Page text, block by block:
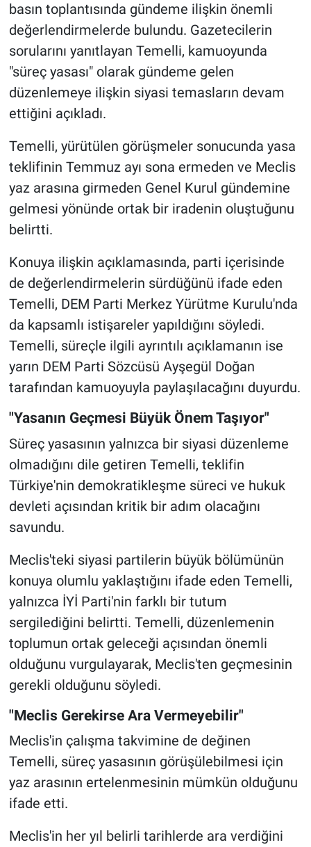
basın toplantısında gündeme ilişkin önemli
değerlendirmelerde bulundu. Gazetecilerin
sorularını yanıtlayan Temelli, kamuoyunda
"süreç yasası" olarak gündeme gelen
düzenlemeye ilişkin siyasi temasların devam
ettiğini açıkladı.
Temelli, yürütülen görüşmeler sonucunda yasa
teklifinin Temmuz ayı sona ermeden ve Meclis
yaz arasına girmeden Genel Kurul gündemine
gelmesi yönünde ortak bir iradenin oluştuğunu
belirtti.
Konuya ilişkin açıklamasında, parti içerisinde
de değerlendirmelerin sürdüğünü ifade eden
Temelli, DEM Parti Merkez Yürütme Kurulu'nda
da kapsamlı istişareler yapıldığını söyledi.
Temelli, süreçle ilgili ayrıntılı açıklamanın ise
yarın DEM Parti Sözcüsü Ayşegül Doğan
tarafından kamuoyuyla paylaşılacağını duyurdu.
"Yasanın Geçmesi Büyük Önem Taşıyor"
Süreç yasasının yalnızca bir siyasi düzenleme
olmadığını dile getiren Temelli, teklifin
Türkiye'nin demokratikleşme süreci ve hukuk
devleti açısından kritik bir adım olacağını
savundu.
Meclis'teki siyasi partilerin büyük bölümünün
konuya olumlu yaklaştığını ifade eden Temelli,
yalnızca İYİ Parti'nin farklı bir tutum
sergilediğini belirtti. Temelli, düzenlemenin
toplumun ortak geleceği açısından önemli
olduğunu vurgulayarak, Meclis'ten geçmesinin
gerekli olduğunu söyledi.
"Meclis Gerekirse Ara Vermeyebilir"
Meclis'in çalışma takvimine de değinen
Temelli, süreç yasasının görüşülebilmesi için
yaz arasının ertelenmesinin mümkün olduğunu
ifade etti.
Meclis'in her yıl belirli tarihlerde ara verdiğini